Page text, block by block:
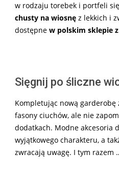
w rodzaju torebek i portfeli
chusty na wiosnę z lekkich i
dostępne w polskim sklepie
Sięgnij po śliczne
Kompletując nową
fasony ciuchów, ale nie
dodatkach. Modne akcesoria
wyjątkowego charakteru, a
zwracają uwagę. I tym razem